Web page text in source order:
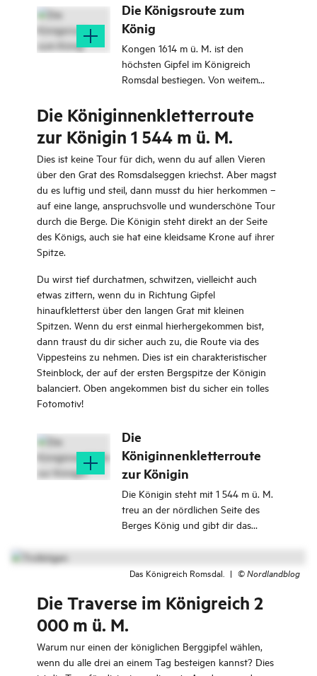
Die Königsroute zum
König
Kongen 1614 m ü. M. ist den
höchsten Gipfel im Königreich
Romsdal bestiegen. Von weitem
Königskrone mit einem steilen und
langen Mantel, der bis direkt ins Tal
hinabgeht.
Die Königinnenkletterroute
zur Königin 1 544 m ü. M.
Dies ist keine Tour für dich, wenn du auf allen Vieren
über den Grat des Romsdalseggen kriechst. Aber magst
du es luftig und steil, dann musst du hier herkommen –
auf eine lange, anspruchsvolle und wunderschöne Tour
durch die Berge. Die Königin steht direkt an der Seite
des Königs, auch sie hat eine kleidsame Krone auf ihrer
Spitze.
Du wirst tief durchatmen, schwitzen, vielleicht auch
etwas zittern, wenn du in Richtung Gipfel
hinaufkletterst über den langen Grat mit kleinen
Spitzen. Wenn du erst einmal hierhergekommen bist,
dann traust du dir sicher auch zu, die Route via des
Vippesteins zu nehmen. Dies ist ein charakteristischer
Steinblock, der auf der ersten Bergspitze der Königin
balanciert. Oben angekommen bist du sicher ein tolles
Fotomotiv!
Die
Königinnenkletterroute
zur Königin
Die Königin steht mit 1 544 m ü. M.
treu an der nördlichen Seite des
Berges König und gibt dir das
Königreich Romsdal.
Das Königreich Romsdal. | ©Nordlandblog
Die Traverse im Königreich 2
000 m ü. M.
Warum nur einen der königlichen Berggipfel wählen,
wenn du alle drei an einem Tag besteigen kannst? Dies